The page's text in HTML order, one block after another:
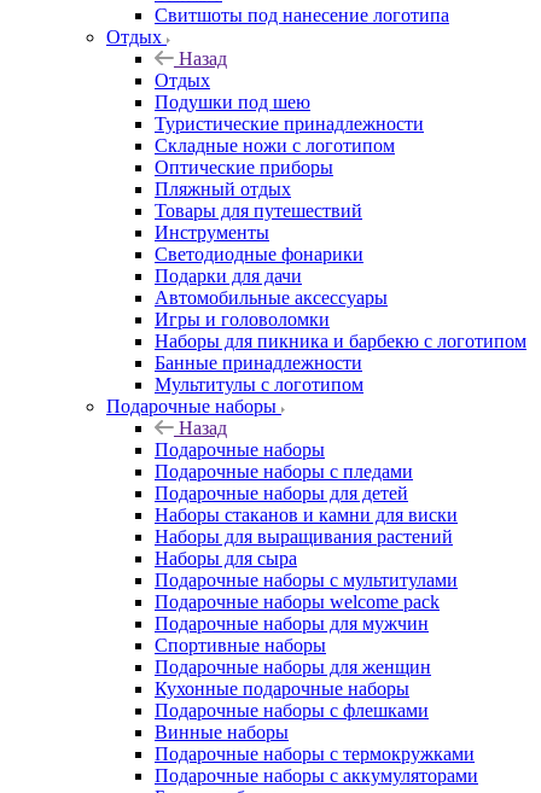
Свитшоты под нанесение логотипа
Отдых
Назад
Отдых
Подушки под шею
Туристические принадлежности
Складные ножи с логотипом
Оптические приборы
Пляжный отдых
Товары для путешествий
Инструменты
Светодиодные фонарики
Подарки для дачи
Автомобильные аксессуары
Игры и головоломки
Наборы для пикника и барбекю с логотипом
Банные принадлежности
Мультитулы с логотипом
Подарочные наборы
Назад
Подарочные наборы
Подарочные наборы с пледами
Подарочные наборы для детей
Наборы стаканов и камни для виски
Наборы для выращивания растений
Наборы для сыра
Подарочные наборы с мультитулами
Подарочные наборы welcome pack
Подарочные наборы для мужчин
Спортивные наборы
Подарочные наборы для женщин
Кухонные подарочные наборы
Подарочные наборы с флешками
Винные наборы
Подарочные наборы с термокружками
Подарочные наборы с аккумуляторами